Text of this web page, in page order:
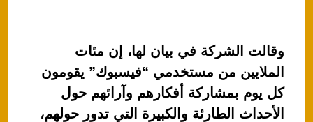
وقالت الشركة في بيان لها، إن مئات
الملايين من مستخدمي “فيسبوك” يقومون
كل يوم بمشاركة أفكارهم وآرائهم حول
الأحداث الطارئة والكبيرة التي تدور حولهم،